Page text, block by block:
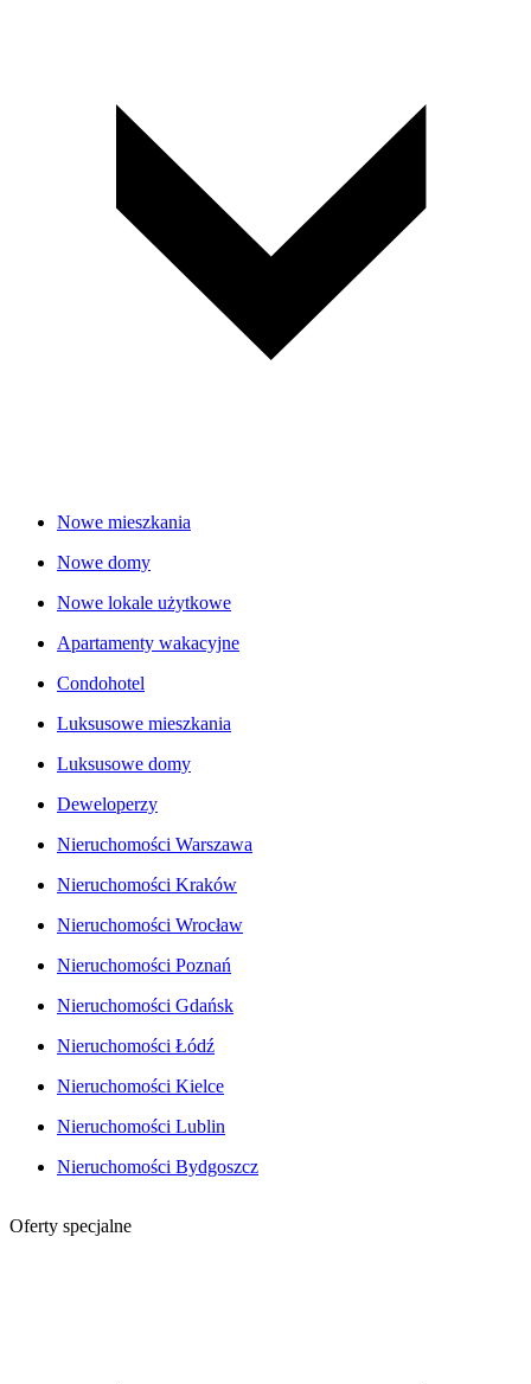
Nowe mieszkania
Nowe domy
Nowe lokale użytkowe
Apartamenty wakacyjne
Condohotel
Luksusowe mieszkania
Luksusowe domy
Deweloperzy
Nieruchomości Warszawa
Nieruchomości Kraków
Nieruchomości Wrocław
Nieruchomości Poznań
Nieruchomości Gdańsk
Nieruchomości Łódź
Nieruchomości Kielce
Nieruchomości Lublin
Nieruchomości Bydgoszcz
Oferty specjalne